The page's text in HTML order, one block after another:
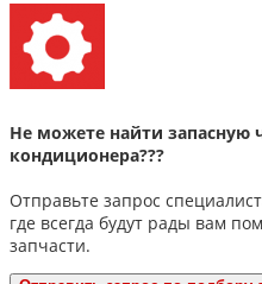
Не можете найти запасную
кондиционера???
Отправьте запрос
где всегда будут рады вам
запчасти.